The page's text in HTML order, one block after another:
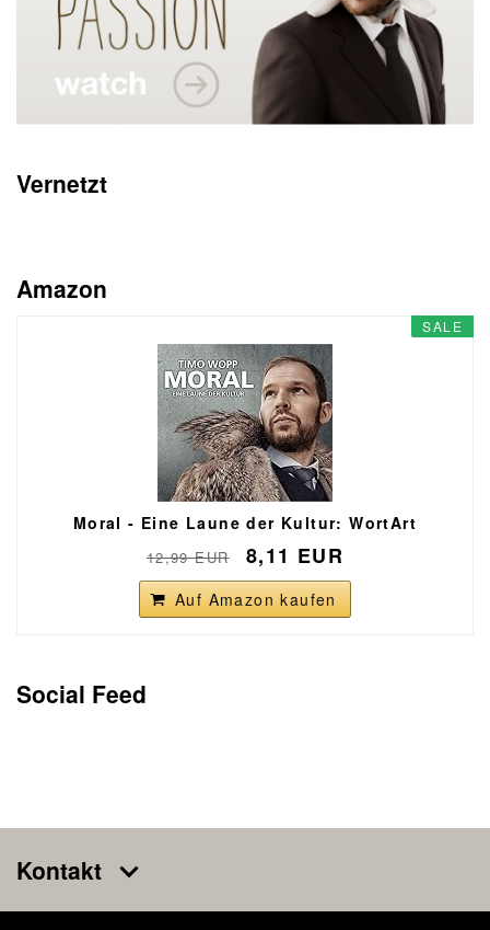
Vernetzt
Amazon
SALE
Moral - Eine Laune der Kultur: WortArt
12,99 EUR 8,11 EUR
Auf Amazon kaufen
Social Feed
Kontakt